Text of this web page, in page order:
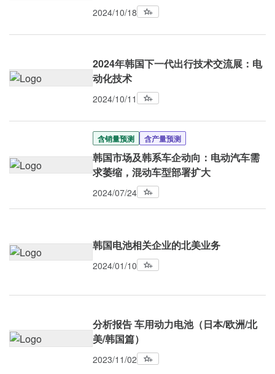
2024/10/18
2024年韩国下一代出行技术交流展：电
动化技术
2024/10/11
含销量预测 含产量预测
韩国市场及韩系车企动向：电动汽车需
求萎缩，混动车型部署扩大
2024/07/24
韩国电池相关企业的北美业务
2024/01/10
分析报告 车用动力电池（日本/欧洲/北
美/韩国篇）
2023/11/02